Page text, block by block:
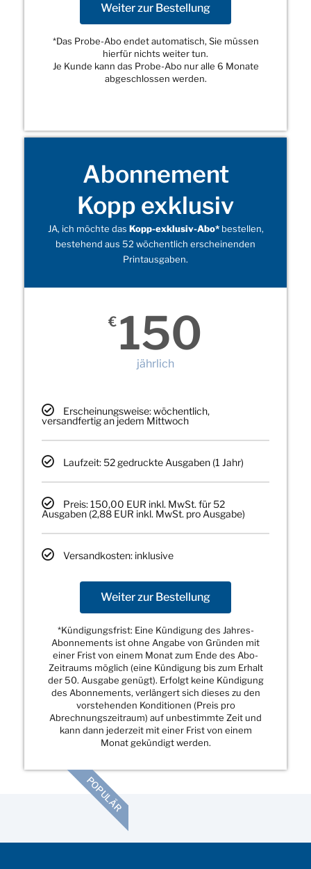
Weiter zur Bestellung
*Das Probe-Abo endet automatisch, Sie müssen
hierfür nichts weiter tun.
Je Kunde kann das Probe-Abo nur alle 6 Monate
abgeschlossen werden.
Abonnement
Kopp exklusiv
JA, ich möchte das Kopp-exklusiv-Abo*bestellen,
bestehend aus 52 wöchentlich erscheinenden
Printausgaben.
€ 150
jährlich
Erscheinungsweise: wöchentlich,
versandfertig an jedem Mittwoch
Laufzeit: 52 gedruckte Ausgaben (1 Jahr)
Preis: 150,00 EUR inkl. MwSt. für 52
Ausgaben (2,88 EUR inkl. MwSt. pro Ausgabe)
Versandkosten: inklusive
Weiter zur Bestellung
*Kündigungsfrist: Eine Kündigung des Jahres-
Abonnements ist ohne Angabe von Gründen mit
einer Frist von einem Monat zum Ende des Abo-
Zeitraums möglich (eine Kündigung bis zum Erhalt
der 50. Ausgabe genügt). Erfolgt keine Kündigung
des Abonnements, verlängert sich dieses zu den
vorstehenden Konditionen (Preis pro
Abrechnungszeitraum) auf unbestimmte Zeit und
kann dann jederzeit mit einer Frist von einem
Monat gekündigt werden.
POPULÄR